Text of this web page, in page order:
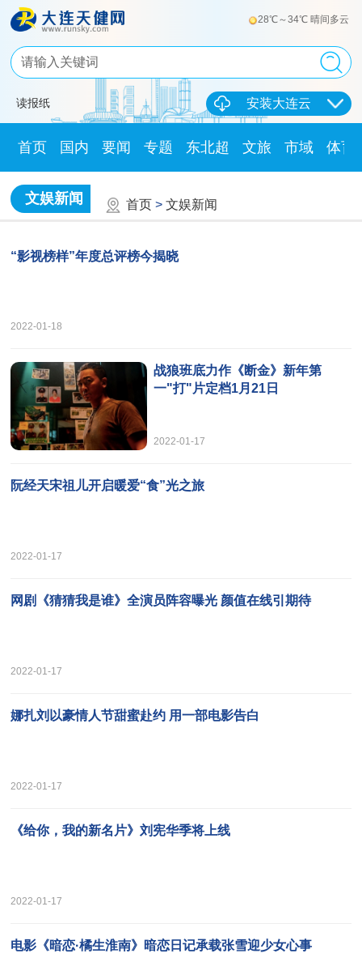
28℃～34℃ 晴间多云
读报纸 安装大连云
首页 国内 要闻 专题 东北超 文旅 市域 体育
文娱新闻 首页 > 文娱新闻
“影视榜样”年度总评榜今揭晓
2022-01-18
战狼班底力作《断金》新年第
一"打"片定档1月21日
2022-01-17
阮经天宋祖儿开启暖爱“食”光之旅
2022-01-17
网剧《猜猜我是谁》全演员阵容曝光 颜值在线引期待
2022-01-17
娜扎刘以豪情人节甜蜜赴约 用一部电影告白
2022-01-17
《给你，我的新名片》刘宪华季将上线
2022-01-17
电影《暗恋·橘生淮南》暗恋日记承载张雪迎少女心事